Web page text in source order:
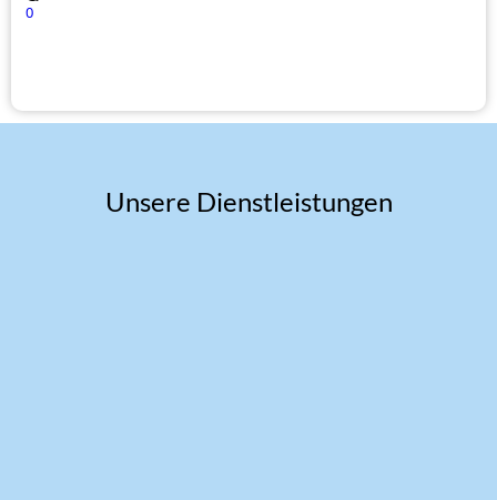
0
Unsere Dienstleistungen